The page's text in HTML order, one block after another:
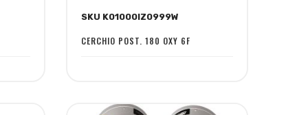
lista
desideri
confronto
SKU K01000IZ0999W
CERCHIO POST. 180 OXY 6F